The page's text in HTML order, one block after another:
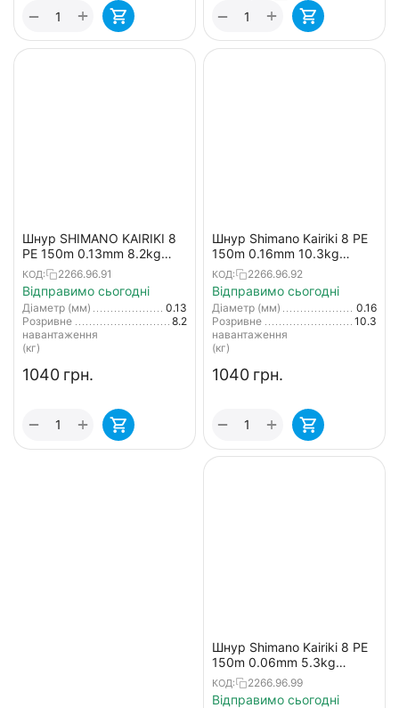
+
− +
−
Шнур SHIMANO KAIRIKI 8
PE 150m 0.13mm 8.2kg
салатовий (Japan)
КОД: 2266.96.91
Відправимо сьогодні
Діаметр (мм)
0.13
Розривне
навантаження
(кг)
8.2
‍1040‍ грн.
+
−
Шнур Shimano Kairiki 8 PE
150m 0.16mm 10.3kg
салатовий (Japan)
КОД: 2266.96.92
Відправимо сьогодні
Діаметр (мм)
0.16
Розривне
навантаження
(кг)
10.3
‍1040‍ грн.
+
−
Шнур Shimano Kairiki 8 PE
150m 0.06mm 5.3kg
жовтий (Japan)
КОД: 2266.96.99
Відправимо сьогодні